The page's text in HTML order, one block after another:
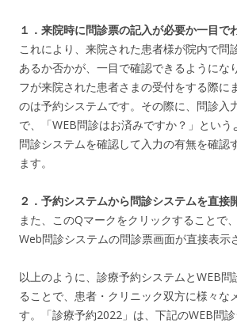
１．来院時に問診票の記入が必要か一目で
これにより、来院された患者様が院内で問
あるか否かが、一目で確認できるようにな
フが来院された患者さまの受付をする際に
のは予約システムです。その際に、問診入
で、「WEB問診はお済みですか？」という
問診システムを確認して入力の有無を確認
ます。
２．予約システムから問診システムを直接
また、このQマークをクリックすることで
Web問診システムの問診票画面が直接表示
以上のように、診療予約システムとWEB問
ることで、患者・クリニック双方に様々な
す。「診療予約2022」は、下記のWEB問